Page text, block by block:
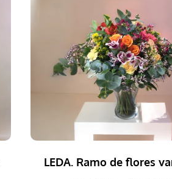
LEDA. Ramo de flores